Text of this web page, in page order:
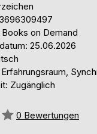
on Demand
25.06.2026
Zugänglich
0 Bewertungen